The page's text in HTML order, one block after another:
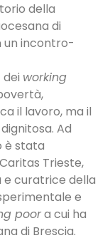
della
di
un incontro-
working
il lavoro, ma il
Ad
è stata
Trieste,
curatrice della
e
poora cui ha
di Brescia.